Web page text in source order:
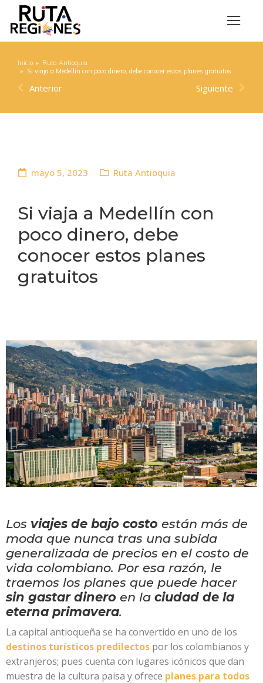
Estás aquí:
Inicio
Ruta Antioquia
Si viaja a Medellín con poco dinero, debe conocer estos planes gratuitos
Anterior Siguiente
mayo 5, 2023 Ruta Antioquia
Si viaja a Medellín con
poco dinero, debe
conocer estos planes
gratuitos
Los viajes de bajo costo están más de
moda que nunca tras una subida
generalizada de precios en el costo de
vida colombiano. Por esa razón, le
traemos los planes que puede hacer
sin gastar dinero en la ciudad de la
eterna primavera.
La capital antioqueña se ha convertido en uno de los
destinos turísticos predilectos por los colombianos y
extranjeros; pues cuenta con lugares icónicos que dan
muestra de la cultura paisa y ofrece planes para todos